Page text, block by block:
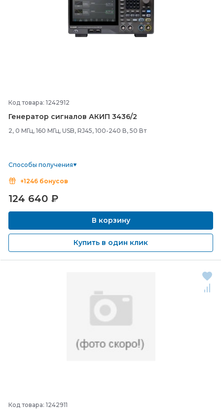
Код товара: 1242912
Генератор сигналов АКИП 3436/2
2, 0 МГц, 160 МГц, USB, RJ45, 100-240 В, 50 Вт
Способы получения
+1246 бонусов
124 640 ₽
В корзину
Купить в один клик
Код товара: 1242911